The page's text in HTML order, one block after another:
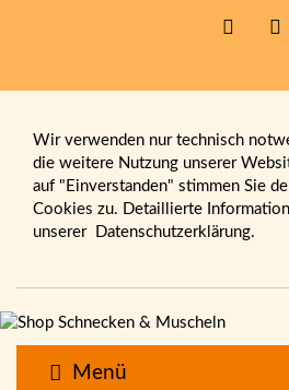
Wir verwenden nur technisch
die weitere Nutzung unserer
auf "Einverstanden" stimmen Sie
Cookies zu. Detaillierte
unserer Datenschutzerklärung.
Menü